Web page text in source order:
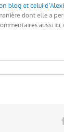
blog et celui
dont elle a
aussi